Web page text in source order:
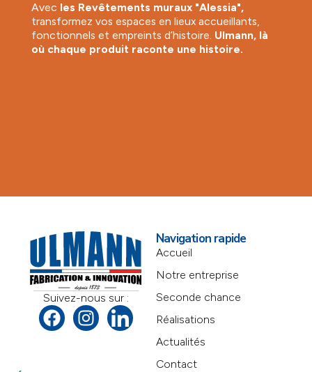
Avec les Revêtements muraux "Alessia",
transformez vos espaces en lieux accueillants,
fonctionnels et empreints d’histoire. Ulmann, là
où chaque produit raconte une histoire.
Suivez-nous sur :
Navigation rapide
Accueil
Notre entreprise
Seconde chance
Réalisations
Actualités
Contact